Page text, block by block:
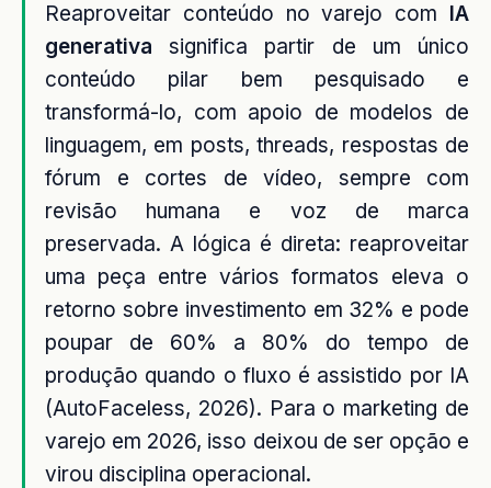
Reaproveitar conteúdo no varejo com IA
generativa significa partir de um único
conteúdo pilar bem pesquisado e
transformá-lo, com apoio de modelos de
linguagem, em posts, threads, respostas de
fórum e cortes de vídeo, sempre com
revisão humana e voz de marca
preservada. A lógica é direta: reaproveitar
uma peça entre vários formatos eleva o
retorno sobre investimento em 32% e pode
poupar de 60% a 80% do tempo de
produção quando o fluxo é assistido por IA
(AutoFaceless, 2026). Para o marketing de
varejo em 2026, isso deixou de ser opção e
virou disciplina operacional.